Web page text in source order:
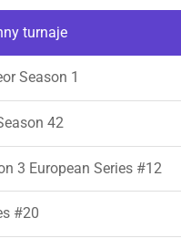
turnaje
Season 1
42
3 European Series #12
#20